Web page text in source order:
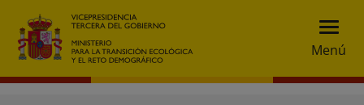
Menú